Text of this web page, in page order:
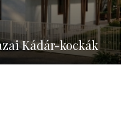
Kádár-kockák